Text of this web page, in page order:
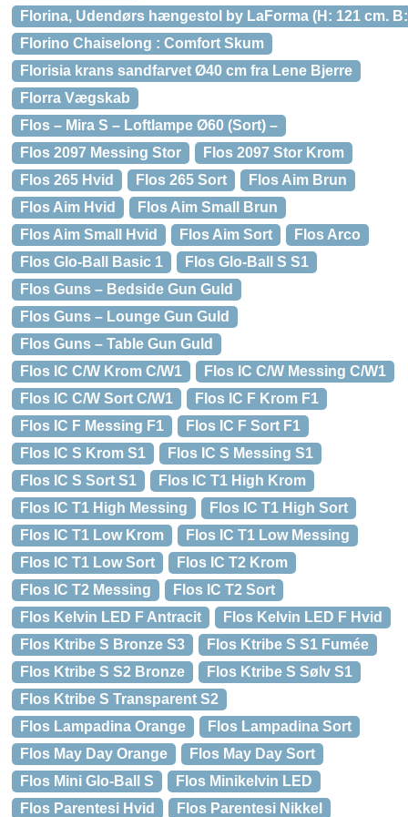
Florina, Udendørs hængestol by LaForma (H: 121 cm.
Florino Chaiselong : Comfort Skum
Florisia krans sandfarvet Ø40 cm fra Lene Bjerre
Florra Vægskab
Flos – Mira S – Loftlampe Ø60 (Sort) –
Flos 2097 Messing Stor
Flos 2097 Stor Krom
Flos 265 Hvid
Flos 265 Sort
Flos Aim Brun
Flos Aim Hvid
Flos Aim Small Brun
Flos Aim Small Hvid
Flos Aim Sort
Flos Arco
Flos Glo-Ball Basic 1
Flos Glo-Ball S S1
Flos Guns – Bedside Gun Guld
Flos Guns – Lounge Gun Guld
Flos Guns – Table Gun Guld
Flos IC C/W Krom C/W1
Flos IC C/W Messing C/W1
Flos IC C/W Sort C/W1
Flos IC F Krom F1
Flos IC F Messing F1
Flos IC F Sort F1
Flos IC S Krom S1
Flos IC S Messing S1
Flos IC S Sort S1
Flos IC T1 High Krom
Flos IC T1 High Messing
Flos IC T1 High Sort
Flos IC T1 Low Krom
Flos IC T1 Low Messing
Flos IC T1 Low Sort
Flos IC T2 Krom
Flos IC T2 Messing
Flos IC T2 Sort
Flos Kelvin LED F Antracit
Flos Kelvin LED F Hvid
Flos Ktribe S Bronze S3
Flos Ktribe S S1 Fumée
Flos Ktribe S S2 Bronze
Flos Ktribe S Sølv S1
Flos Ktribe S Transparent S2
Flos Lampadina Orange
Flos Lampadina Sort
Flos May Day Orange
Flos May Day Sort
Flos Mini Glo-Ball S
Flos Minikelvin LED
Flos Parentesi Hvid
Flos Parentesi Nikkel